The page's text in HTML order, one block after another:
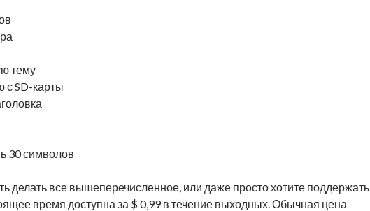
тему
SD-карты
30 символов
делать все вышеперечисленное, или даже просто хотите поддержать
время доступна за $ 0,99 в течение выходных. Обычная цена